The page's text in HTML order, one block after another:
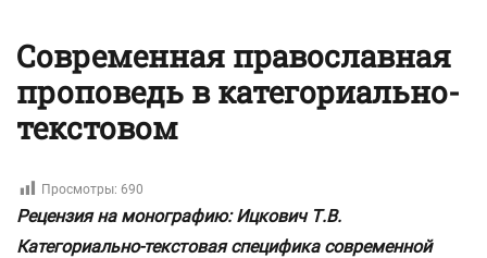
Современная православная
проповедь в категориально-
текстовом
Просмотры: 690
Рецензия на монографию: Ицкович Т.В.
Категориально-текстовая специфика современной